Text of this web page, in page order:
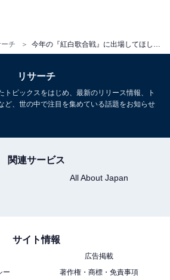
ーチプで、『紅白歌合戦』への出場を
的にも有名で日本人が3人もいる
ら」（20代男性／埼玉県）、「子
ープとしての一体感が好き。王道
てほしい」（20代女性／大阪府）
ました。
ま 小林 プロフィール
でバラエティー番組、情報番組な
リーランスの編集・ライターに転
リサーチ
トピックスをはじめ、最新のリリース情報、ト
ど、世の中で注目を集めている話題をお知らせ
関連サービス
All About Japan
サイト情報
広告掲載
ー
著作権・商標・免責事項